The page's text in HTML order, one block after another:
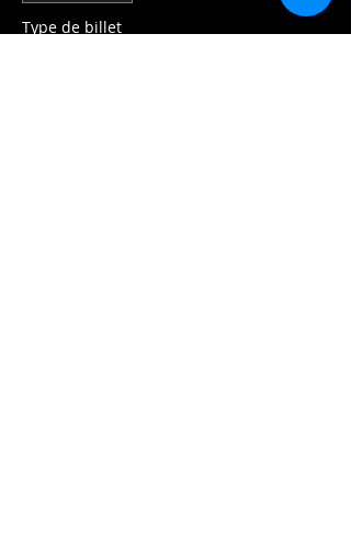
Type de billet